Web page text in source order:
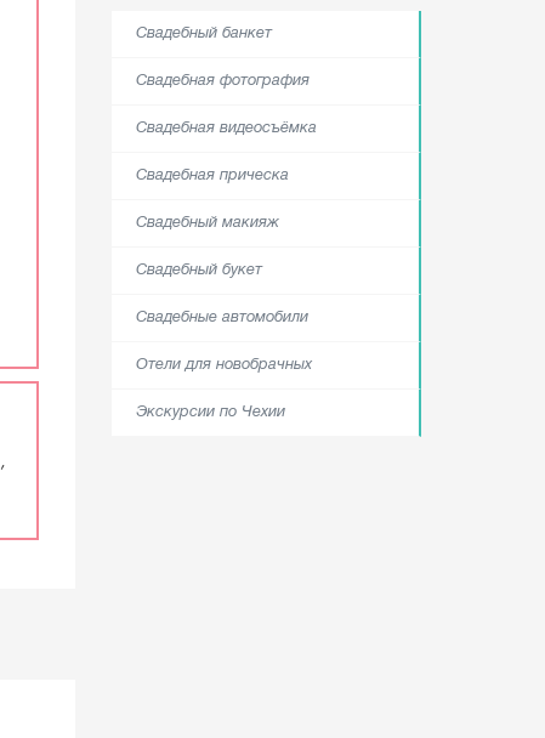
,
Свадебный банкет
Свадебная фотография
Свадебная видеосъёмка
Свадебная прическа
Свадебный макияж
Свадебный букет
Свадебные автомобили
Отели для новобрачных
Экскурсии по Чехии